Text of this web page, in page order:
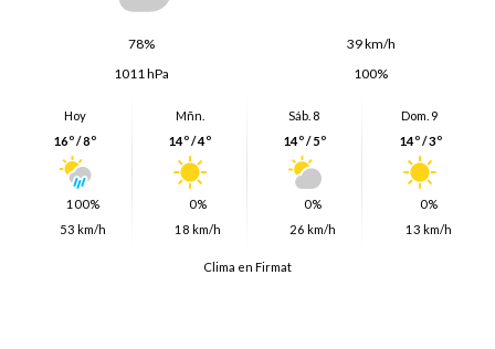
78%
39 km/h
1011 hPa
100%
Hoy
16º / 8º
100%
53 km/h
Mñn.
14º / 4º
0%
18 km/h
Sáb. 8
14º / 5º
0%
26 km/h
Dom. 9
14º / 3º
0%
13 km/h
Clima en Firmat